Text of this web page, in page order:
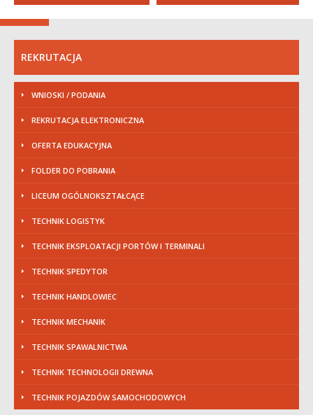
REKRUTACJA
WNIOSKI / PODANIA
REKRUTACJA ELEKTRONICZNA
OFERTA EDUKACYJNA
FOLDER DO POBRANIA
LICEUM OGÓLNOKSZTAŁCĄCE
TECHNIK LOGISTYK
TECHNIK EKSPLOATACJI PORTÓW I TERMINALI
TECHNIK SPEDYTOR
TECHNIK HANDLOWIEC
TECHNIK MECHANIK
TECHNIK SPAWALNICTWA
TECHNIK TECHNOLOGII DREWNA
TECHNIK POJAZDÓW SAMOCHODOWYCH